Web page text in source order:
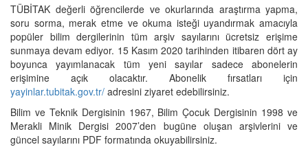
TÜBİTAK değerli öğrencilerde ve okurlarında araştırma yapma,
soru sorma, merak etme ve okuma isteği uyandırmak amacıyla
popüler bilim dergilerinin tüm arşiv sayılarını ücretsiz erişime
sunmaya devam ediyor. 15 Kasım 2020 tarihinden itibaren dört ay
boyunca yayımlanacak tüm yeni sayılar sadece abonelerin
erişimine açık olacaktır. Abonelik fırsatları için
yayinlar.tubitak.gov.tr/ adresini ziyaret edebilirsiniz.
Bilim ve Teknik Dergisinin 1967, Bilim Çocuk Dergisinin 1998 ve
Merakli Minik Dergisi 2007’den bugüne oluşan arşivlerini ve
güncel sayılarını PDF formatında okuyabilirsiniz.